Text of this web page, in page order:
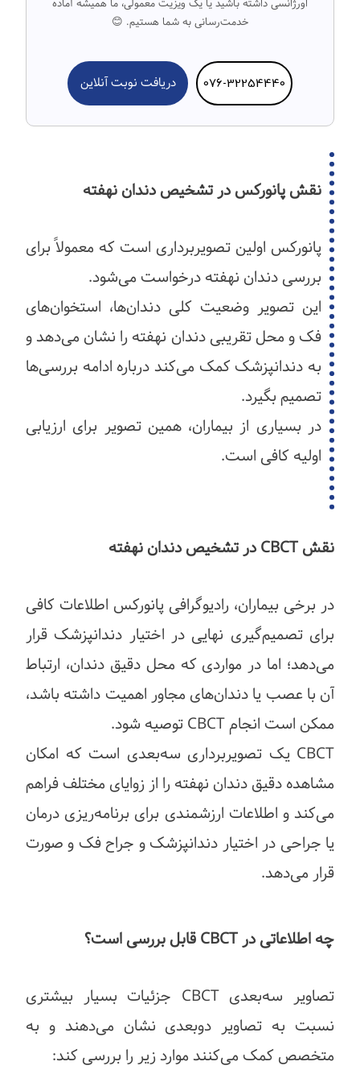
اورژانسی داشته باشید یا یک ویزیت معمولی، ما همیشه آماده
خدمت‌رسانی به شما هستیم. 😊
076-32254440 دریافت نوبت آنلاین
نقش پانورکس در تشخیص دندان نهفته
پانورکس اولین تصویربرداری است که معمولاً برای
بررسی دندان نهفته درخواست می‌شود.
این تصویر وضعیت کلی دندان‌ها، استخوان‌های
فک و محل تقریبی دندان نهفته را نشان می‌دهد و
به دندانپزشک کمک می‌کند درباره ادامه بررسی‌ها
تصمیم بگیرد.
در بسیاری از بیماران، همین تصویر برای ارزیابی
اولیه کافی است.
نقش CBCT در تشخیص دندان نهفته
در برخی بیماران، رادیوگرافی پانورکس اطلاعات کافی
برای تصمیم‌گیری نهایی در اختیار دندانپزشک قرار
می‌دهد؛ اما در مواردی که محل دقیق دندان، ارتباط
آن با عصب یا دندان‌های مجاور اهمیت داشته باشد،
ممکن است انجام CBCT توصیه شود.
CBCT یک تصویربرداری سه‌بعدی است که امکان
مشاهده دقیق دندان نهفته را از زوایای مختلف فراهم
می‌کند و اطلاعات ارزشمندی برای برنامه‌ریزی درمان
یا جراحی در اختیار دندانپزشک و جراح فک و صورت
قرار می‌دهد.
چه اطلاعاتی در CBCT قابل بررسی است؟
تصاویر سه‌بعدی CBCT جزئیات بسیار بیشتری
نسبت به تصاویر دوبعدی نشان می‌دهند و به
متخصص کمک می‌کنند موارد زیر را بررسی کند: